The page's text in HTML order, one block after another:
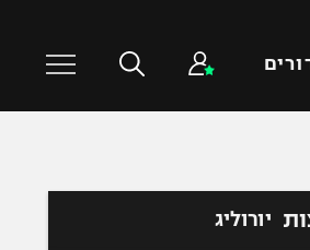
טניס
יורוליג